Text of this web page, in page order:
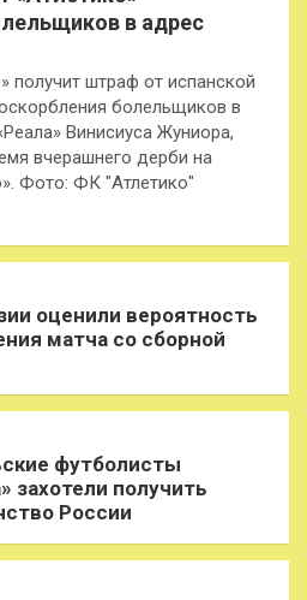
в адрес
получит штраф от испанской
болельщиков в
Винисиуса Жуниора,
вчерашнего дерби на
Фото: ФК "Атлетико"
оценили вероятность
матча со сборной
футболисты
захотели получить
России